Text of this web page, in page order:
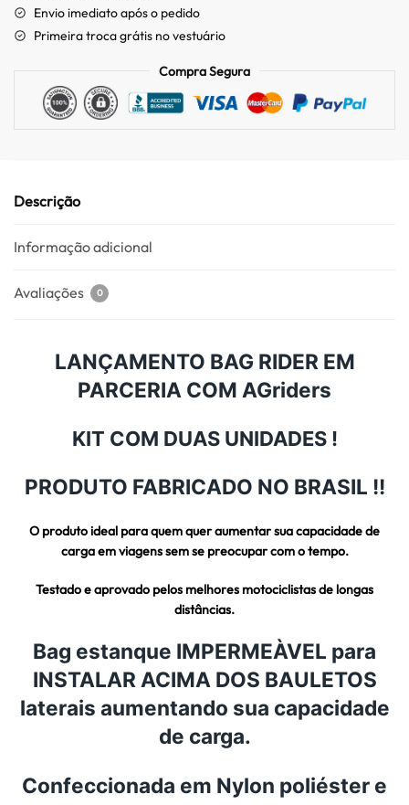
Envio imediato após o pedido
Primeira troca grátis no vestuário
Compra Segura
Descrição
Informação adicional
Avaliações 0
LANÇAMENTO BAG RIDER EM
PARCERIA COM AGriders
KIT COM DUAS UNIDADES !
PRODUTO FABRICADO NO BRASIL !!
O produto ideal para quem quer aumentar sua capacidade de
carga em viagens sem se preocupar com o tempo.
Testado e aprovado pelos melhores motociclistas de longas
distâncias.
Bag estanque IMPERMEÀVEL para
INSTALAR ACIMA DOS BAULETOS
laterais aumentando sua capacidade
de carga.
Confeccionada em Nylon poliéster e